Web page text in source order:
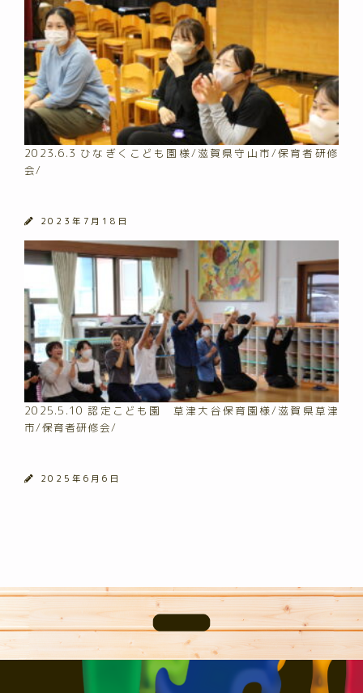
2023.6.3 ひなぎくこども園様/滋賀県守山市/保育者研修
会/
2023年7月18日
2025.5.10 認定こども園 草津大谷保育園様/滋賀県草津
市/保育者研修会/
2025年6月6日